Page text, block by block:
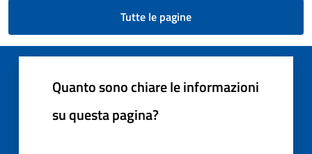
Tutte le pagine
Quanto sono chiare le informazioni
su questa pagina?